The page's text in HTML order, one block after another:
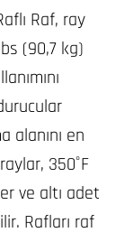
Raf, ray
(90,7 kg)
alanını en
350˚F
ve altı adet
Rafları raf